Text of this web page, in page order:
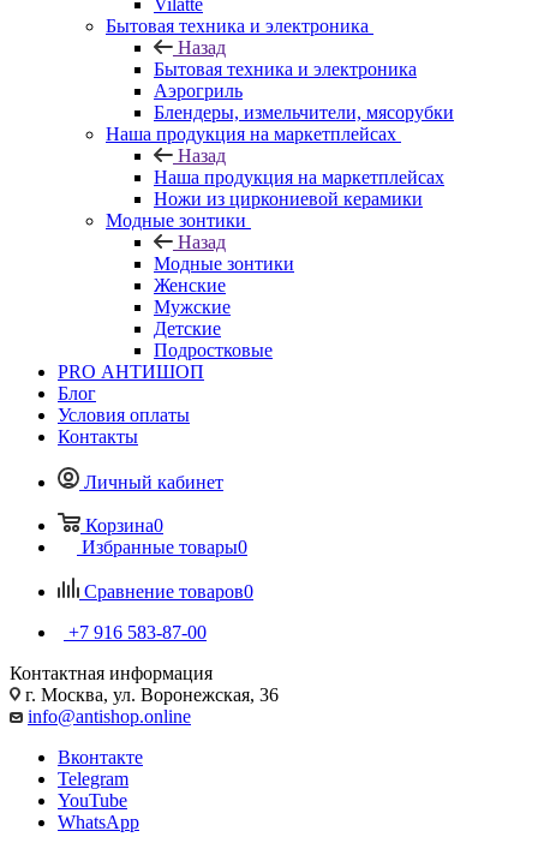
Vilatte
Бытовая техника и электроника
Назад
Бытовая техника и электроника
Аэрогриль
Блендеры, измельчители, мясорубки
Наша продукция на маркетплейсах
Назад
Наша продукция на маркетплейсах
Ножи из циркониевой керамики
Модные зонтики
Назад
Модные зонтики
Женские
Мужские
Детские
Подростковые
PRO АНТИШОП
Блог
Условия оплаты
Контакты
Личный кабинет
Корзина0
Избранные товары0
Сравнение товаров0
+7 916 583-87-00
Контактная информация
г. Москва, ул. Воронежская, 36
info@antishop.online
Вконтакте
Telegram
YouTube
WhatsApp